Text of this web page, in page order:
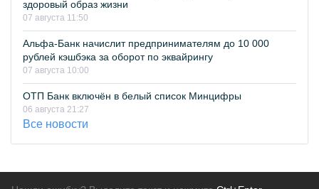
здоровый образ жизни
07 августа 11:50
Альфа-Банк начислит предпринимателям до 10 000
рублей кэшбэка за оборот по эквайрингу
07 августа 10:00
ОТП Банк включён в белый список Минцифры
06 августа 21:27
Все новости